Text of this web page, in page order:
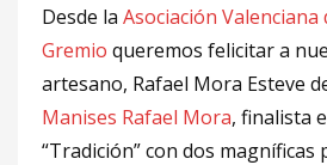
Desde la Asociación Valenciana
Gremio queremos felicitar a
artesano, Rafael Mora Esteve
Manises Rafael Mora, finalista
“Tradición” con dos magníficas